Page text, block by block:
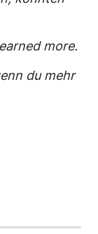
more.
du mehr